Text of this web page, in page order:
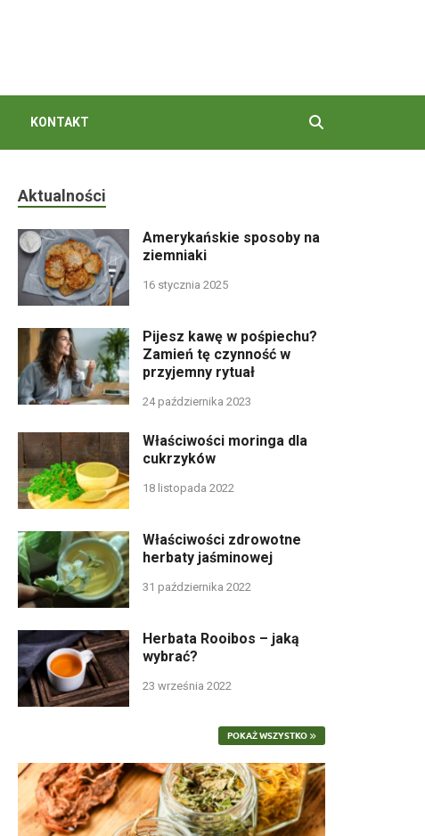
herbama.pl
KONTAKT
Aktualności
Amerykańskie sposoby na
ziemniaki
16 stycznia 2025
Pijesz kawę w pośpiechu?
Zamień tę czynność w
przyjemny rytuał
24 października 2023
Właściwości moringa dla
cukrzyków
18 listopada 2022
Właściwości zdrowotne
herbaty jaśminowej
31 października 2022
Herbata Rooibos – jaką
wybrać?
23 września 2022
POKAŻ WSZYSTKO